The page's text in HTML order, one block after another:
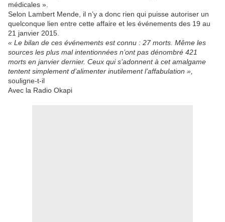
médicales ».
Selon Lambert Mende, il n’y a donc rien qui puisse autoriser un
quelconque lien entre cette affaire et les événements des 19 au
21 janvier 2015.
« Le bilan de ces événements est connu : 27 morts. Même les
sources les plus mal intentionnées n’ont pas dénombré 421
morts en janvier dernier. Ceux qui s’adonnent à cet amalgame
tentent simplement d’alimenter inutilement l’affabulation »,
souligne-t-il
Avec la Radio Okapi